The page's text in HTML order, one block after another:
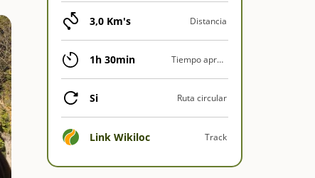
3,0 Km's Distancia
1h 30min Tiempo aprox.
Si Ruta circular
Link Wikiloc Track